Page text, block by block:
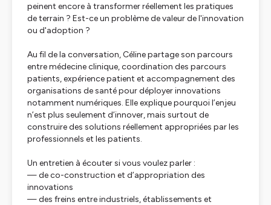
peinent encore à transformer réellement les pratiques
de terrain ? Est-ce un problème de valeur de l'innovation
ou d'adoption ?
Au fil de la conversation, Céline partage son parcours
entre médecine clinique, coordination des parcours
patients, expérience patient et accompagnement des
organisations de santé pour déployer innovations
notamment numériques. Elle explique pourquoi l’enjeu
n’est plus seulement d’innover, mais surtout de
construire des solutions réellement appropriées par les
professionnels et les patients.
Un entretien à écouter si vous voulez parler :
— de co-construction et d’appropriation des
innovations
— des freins entre industriels, établissements et